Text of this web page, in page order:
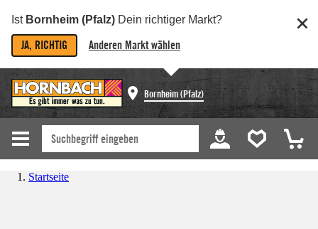
Ist Bornheim (Pfalz) Dein richtiger Markt?
JA, RICHTIG Anderen Markt wählen
Bornheim (Pfalz)
Startseite